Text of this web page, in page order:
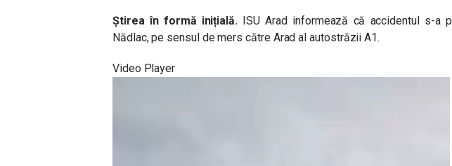
Știrea în formă inițială. ISU Arad informează că accidentul s-a
Nădlac, pe sensul de mers către Arad al autostrăzii A1.
Video Player